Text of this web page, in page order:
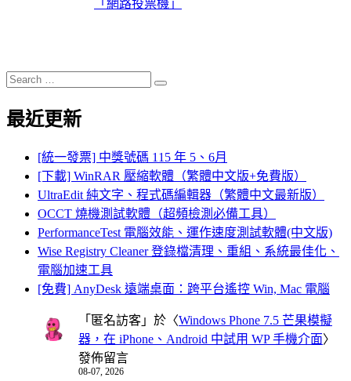
「網路投票機」
Search
for:
Search
最近更新
[統一發票] 中獎號碼 115 年 5、6月
[下載] WinRAR 壓縮軟體（繁體中文版+免費版）
UltraEdit 純文字、程式碼編輯器（繁體中文最新版）
OCCT 燒機測試軟體（超頻檢測必備工具）
PerformanceTest 電腦效能、運作速度測試軟體(中文版)
Wise Registry Cleaner 登錄檔清理、重組、系統最佳化、
電腦加速工具
[免費] AnyDesk 遠端桌面：跨平台遙控 Win, Mac 電腦
「 匿名訪客 」於〈Windows Phone 7.5 芒果模擬
器，在 iPhone、Android 中試用 WP 手機介面〉
發佈留言
08-07, 2026